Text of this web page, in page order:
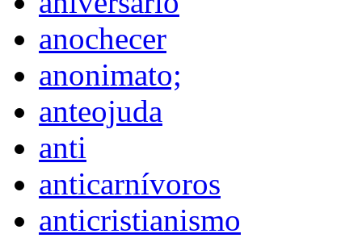
anochecer
anonimato;
anteojuda
anti
anticarnívoros
anticristianismo